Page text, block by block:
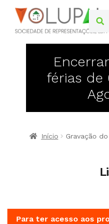
férias de
Início Gravação
Para ter acesso aos